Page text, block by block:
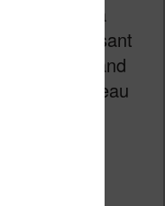
(comme la
intéressant
au grand
un nouveau
de
d’environ